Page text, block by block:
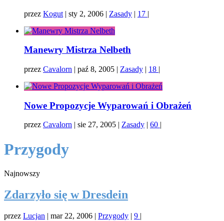
przez Kogut | sty 2, 2006 | Zasady | 17 |
Manewry Mistrza Nelbeth
przez Cavalorn | paź 8, 2005 | Zasady | 18 |
Nowe Propozycje Wyparowań i Obrażeń
przez Cavalorn | sie 27, 2005 | Zasady | 60 |
Przygody
Najnowszy
Zdarzyło się w Dresdein
przez Lucjan | mar 22, 2006 | Przygody | 9 |